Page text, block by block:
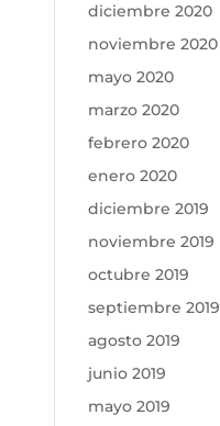
diciembre 2020
noviembre 2020
mayo 2020
marzo 2020
febrero 2020
enero 2020
diciembre 2019
noviembre 2019
octubre 2019
septiembre 2019
agosto 2019
junio 2019
mayo 2019